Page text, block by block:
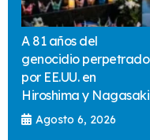
A 81 años del
genocidio perpetrado
por EE.UU. en
Hiroshima y Nagasaki
Agosto 6, 2026